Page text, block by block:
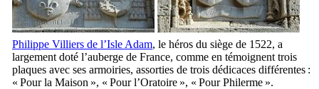
Philippe Villiers de l’Isle Adam, le héros du siège de 1522, a
largement doté l’auberge de France, comme en témoignent trois
plaques avec ses armoiries, assorties de trois dédicaces différentes :
« Pour la Maison », « Pour l’Oratoire », « Pour Philerme ».